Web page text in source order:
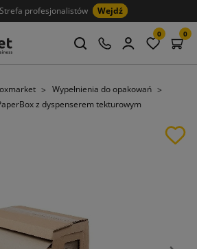
Strefa profesjonalistów Wejdź
0 0
Wypełnienia do opakowań
z dyspenserem tekturowym